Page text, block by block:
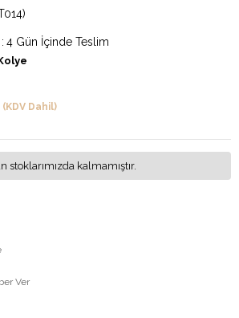
: 4 Gün İçinde Teslim
(KDV Dahil)
stoklarımızda kalmamıştır.
Ver